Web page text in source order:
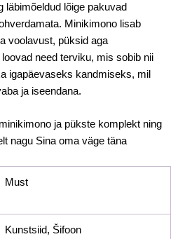
läbimõeldud lõige pakuvad
Minikimono lisab
voolavust, püksid aga
need terviku, mis sobib nii
igapäevaseks kandmiseks, mil
ja iseendana.
ja pükste komplekt ning
nagu Sina oma väge täna
Must
Kunstsiid, Šifoon